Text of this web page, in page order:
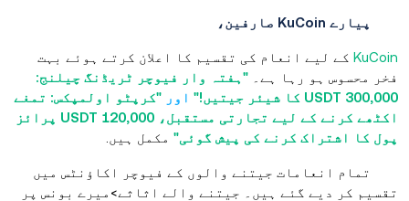
پیارے KuCoin صارفین،
KuCoin کے لیے انعام کی تقسیم کا اعلان کرتے ہوئے بہت
فخر محسوس ہو رہا ہے۔
"ہفتہ وار فیوچر ٹریڈنگ چیلنج:
300,000 USDT کا شیئر جیتیں!"
اور "کرپٹو اولمپکس: تمغے
اکٹھے کرنے کے لیے تجارتی مستقبل، 120,000 USDT پرائز
پول کا اشتراک کرنے کی پیش گوئی" مکمل ہیں.
تمام انعامات جیتنے والوں کے فیوچر اکاؤنٹس میں
تقسیم کر دیے گئے ہیں۔ جیتنے والے اثاثے>میرے بونس پر